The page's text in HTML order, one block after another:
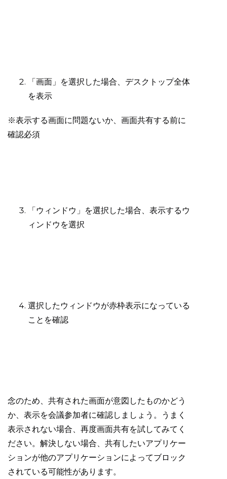
「画面」を選択した場合、デスクトップ全体
を表示
※表示する画面に問題ないか、画面共有する前に
確認必須
「ウィンドウ」を選択した場合、表示するウ
ィンドウを選択
選択したウィンドウが赤枠表示になっている
ことを確認
念のため、共有された画面が意図したものかどう
か、表示を会議参加者に確認しましょう。うまく
表示されない場合、再度画面共有を試してみてく
ださい。解決しない場合、共有したいアプリケー
ションが他のアプリケーションによってブロック
されている可能性があります。